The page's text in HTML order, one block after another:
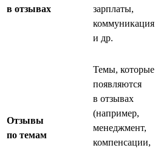
в отзывах
зарплаты,
коммуникация
и др.
Отзывы
по темам
Темы, которые
появляются
в отзывах
(например,
менеджмент,
компенсации,